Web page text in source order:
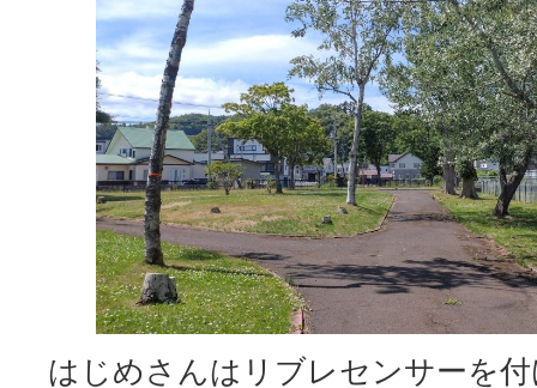
はじめさんはリブレセンサーを